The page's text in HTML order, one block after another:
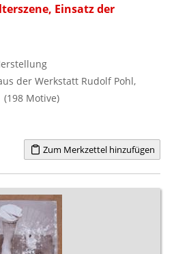
Einsatz der
der Werkstatt Rudolf Pohl,
Motive)
Zum Merkzettel hinzufügen